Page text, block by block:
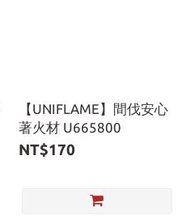
【UNIFLAME】間伐安心
著火材 U665800
NT$170